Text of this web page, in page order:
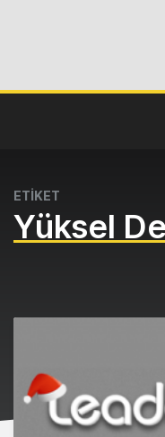
ETİKET
Yüksel